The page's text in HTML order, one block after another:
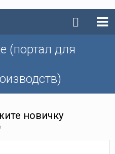
(портал для
новичку